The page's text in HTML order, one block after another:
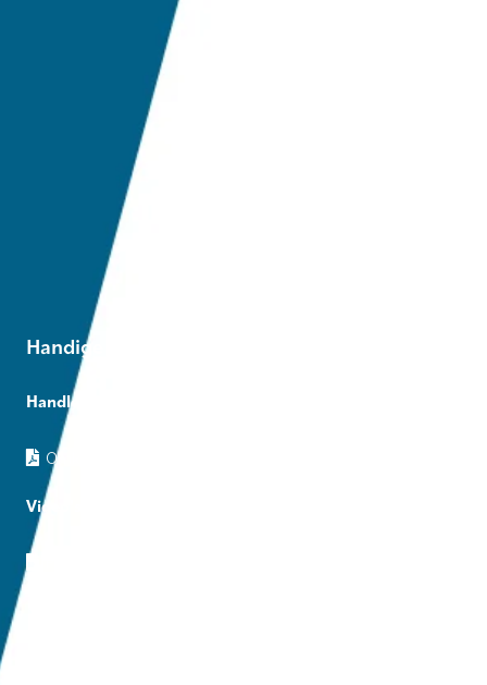
Handige links
Handleidingen
Omkeerfrees 70 cm
Video's